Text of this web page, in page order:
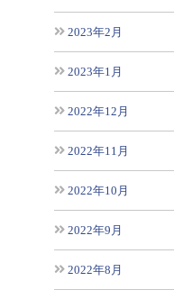
2023年2月
2023年1月
2022年12月
2022年11月
2022年10月
2022年9月
2022年8月